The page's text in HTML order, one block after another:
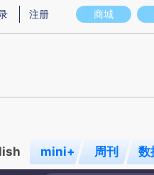
图存在偏差。不代表财新观点和立
商城
注册
mini+ 周刊 数